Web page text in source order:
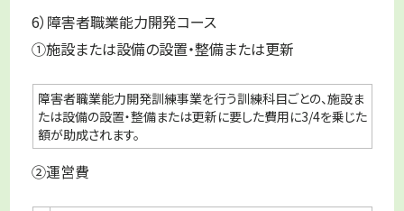
6）障害者職業能力開発コース
①施設または設備の設置・整備または更新
障害者職業能力開発訓練事業を行う訓練科目ごとの、施設ま
たは設備の設置・整備または更新に要した費用に3/4を乗じた
額が助成されます。
②運営費